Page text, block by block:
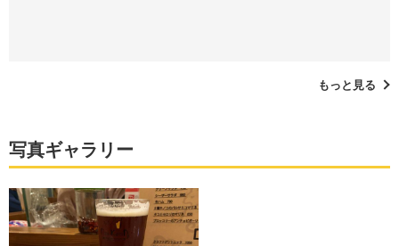
もっと見る
写真ギャラリー